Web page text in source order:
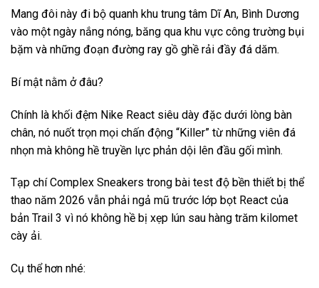
Mang đôi này đi bộ quanh khu trung tâm Dĩ An, Bình Dương
vào một ngày nắng nóng, băng qua khu vực công trường bụi
bặm và những đoạn đường ray gồ ghề rải đầy đá dăm.
Bí mật nằm ở đâu?
Chính là khối đệm Nike React siêu dày đặc dưới lòng bàn
chân, nó nuốt trọn mọi chấn động “Killer” từ những viên đá
nhọn mà không hề truyền lực phản dội lên đầu gối mình.
Tạp chí Complex Sneakers trong bài test độ bền thiết bị thể
thao năm 2026 vẫn phải ngả mũ trước lớp bọt React của
bản Trail 3 vì nó không hề bị xẹp lún sau hàng trăm kilomet
cày ải.
Cụ thể hơn nhé: